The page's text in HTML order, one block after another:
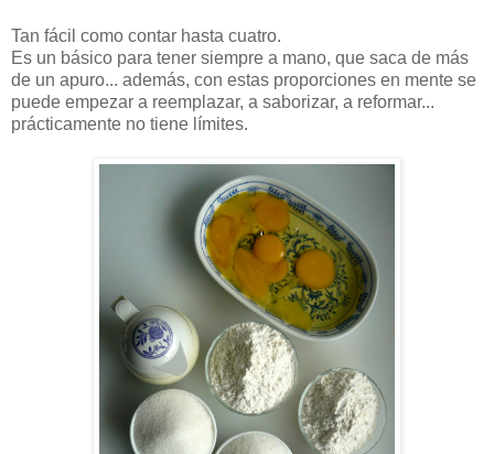
Tan fácil como contar hasta cuatro.
Es un básico para tener siempre a mano, que saca de más
de un apuro... además, con estas proporciones en mente se
puede empezar a reemplazar, a saborizar, a reformar...
prácticamente no tiene límites.